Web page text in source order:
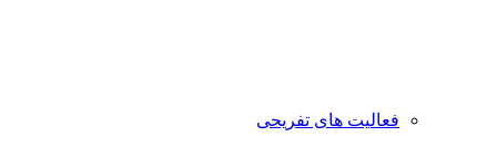
فعالیت های تفریحی